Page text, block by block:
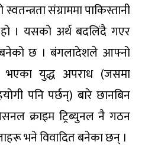
संग्राममा पाकिस्तानी
। यसको अर्थ बदलिंदै गएर
छ । बंगलादेशले आफ्नो
भएका युद्ध अपराध (जसमा
पनि पर्छन्) बारे छानबिन
क्राइम ट्रिब्युनल नै गठन
भने विवादित बनेका छन् ।